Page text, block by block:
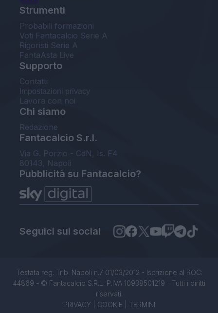
Strumenti
Probabili formazioni
Voti Fantacalcio Serie A
Rigoristi Serie A
FantaAsta Live
Supporto
Contatti
Impostazioni privacy
Lavora con noi
Chi siamo
Redazione
Fantacalcio S.r.l.
Via G. Porzio - CdN, Is. F4
80143, Napoli
Pubblicità su Fantacalcio?
Seguici sui social
Testata reg. Trib. Napoli n.7 01/03/2012 - Iscrizione al ROC:
44869 - © Fantacalcio S.R.L. P.IVA 10938501219 - Tutti i diritti
riservati.
PRIVACY| COOKIE TERMINI